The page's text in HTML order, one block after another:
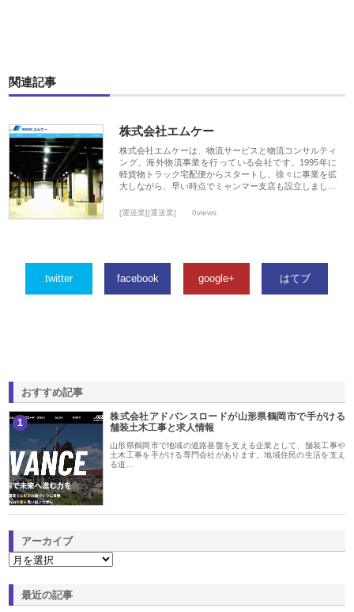
関連記事
株式会社エムケー
株式会社エムケーは、物流サービスと物流コンサルティ
ング、海外物流事業を行っている会社です。1995年に
軽貨物トラック宅配便からスタートし、徐々に事業を拡
大しながら、早い時点でミャンマー支店も設立しまし…
[運送業][運送業] 0views
twitter facebook google+ はてブ
おすすめ記事
1
株式会社アドバンスロードが山形県鶴岡市で手がける
舗装土木工事と求人情報
山形県鶴岡市で地域の道路基盤を支える企業として、舗装工事や
土木工事を手がける専門会社があります。地域住民の生活を支え
る道…
アーカイブ
最近の記事